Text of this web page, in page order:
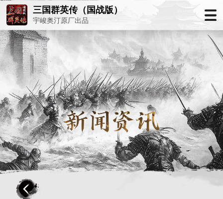
三国群英传（国战版）
宇峻奥汀原厂出品